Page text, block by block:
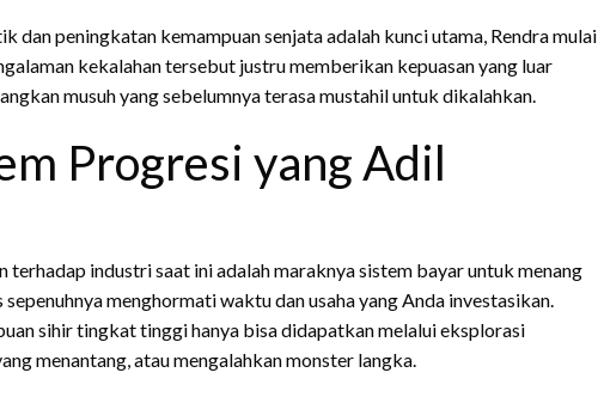
dan peningkatan kemampuan senjata adalah kunci utama, Rendra mulai
kekalahan tersebut justru memberikan kepuasan yang luar
musuh yang sebelumnya terasa mustahil untuk dikalahkan.
Progresi yang Adil
terhadap industri saat ini adalah maraknya sistem bayar untuk menang
menghormati waktu dan usaha yang Anda investasikan.
sihir tingkat tinggi hanya bisa didapatkan melalui eksplorasi
menantang, atau mengalahkan monster langka.